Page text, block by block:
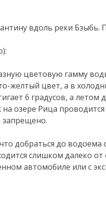
вдоль реки Бзыбь.
цветовую гамму
желтый цвет, а в
6 градусов, а летом
озере Рица проводится
запрещено.
добраться до
слишком далеко от
автомобиле или с